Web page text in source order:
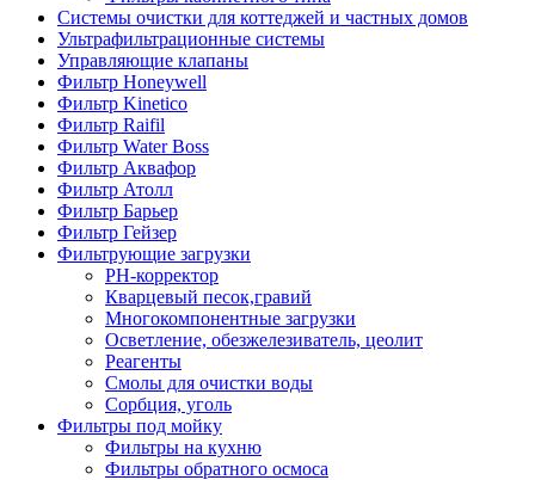
Системы очистки для коттеджей и частных домов
Ультрафильтрационные системы
Управляющие клапаны
Фильтр Honeywell
Фильтр Kinetico
Фильтр Raifil
Фильтр Water Boss
Фильтр Аквафор
Фильтр Атолл
Фильтр Барьер
Фильтр Гейзер
Фильтрующие загрузки
PH-корректор
Кварцевый песок,гравий
Многокомпонентные загрузки
Осветление, обезжелезиватель, цеолит
Реагенты
Смолы для очистки воды
Сорбция, уголь
Фильтры под мойку
Фильтры на кухню
Фильтры обратного осмоса